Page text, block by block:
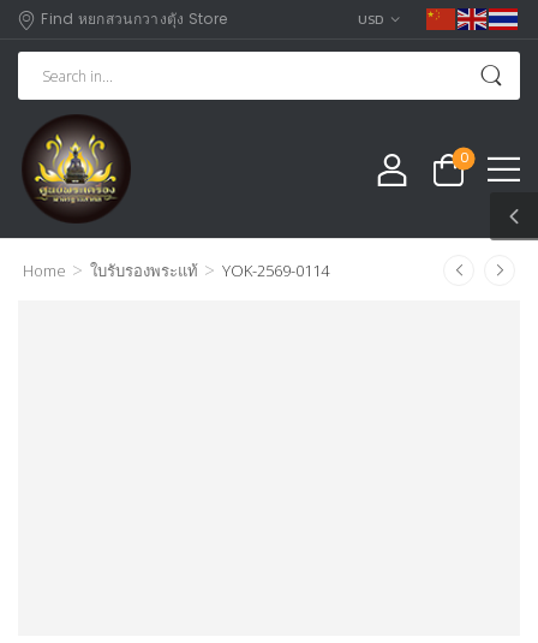
Find หยกสวนกวางตุัง Store USD
0
Home > ใบรับรองพระแท้ > YOK-2569-0114